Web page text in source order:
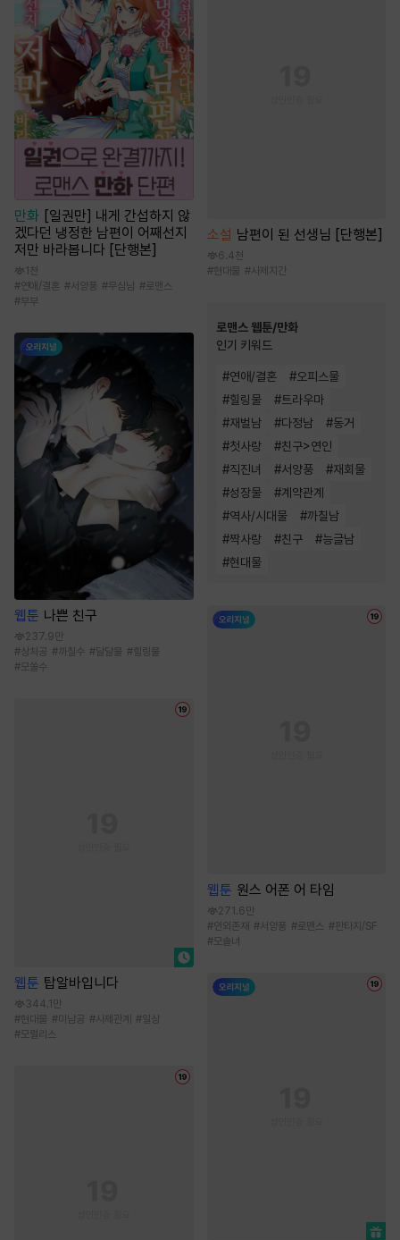
만화 [일권만] 내게 간섭하지 않
겠다던 냉정한 남편이 어째선지
저만 바라봅니다 [단행본]
1천
#연애/결혼 #서양풍 #무심남 #로맨스
#부부
웹툰 나쁜 친구
237.9만
#상처공 #까칠수 #달달물 # 힐링물
#모쏠수
웹툰 탑알바입니다
344.1만
#현대물 #미남공 #사제관계 #일상
#모럴리스
소설 남편이 된 선생님 [단행본]
6.4천
#현대물 #사제지간
로맨스 웹툰/만화
인기 키워드
#연애/결혼 #오피스물
#힐링물 #트라우마
#재벌남 #다정남 #동거
#첫사랑 #친구>연인
#직진녀 #서양풍 #재회물
#성장물 #계약관계
#역사/시대물 #까칠남
#짝사랑 #친구 #능글남
#현대물
웹툰 원스 어폰 어 타임
271.6만
#인외존재 #서양풍 #로맨스 #판타지/SF
#모솔녀